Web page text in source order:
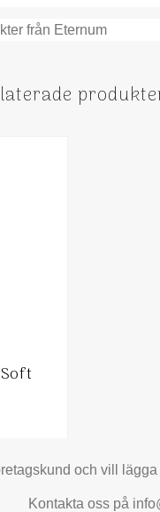
från Eternum
och vill
Kontakta oss på